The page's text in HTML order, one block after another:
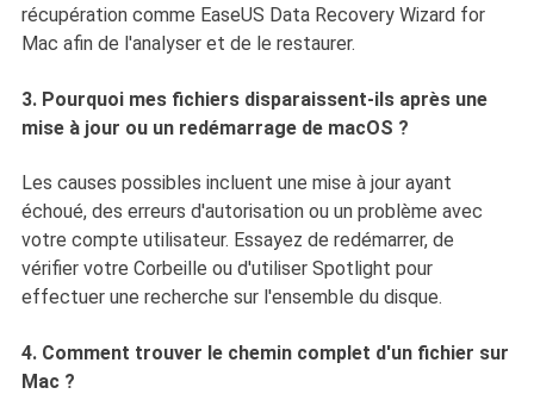
récupération comme EaseUS Data Recovery Wizard for
Mac afin de l'analyser et de le restaurer.
3. Pourquoi mes fichiers disparaissent-ils après une
mise à jour ou un redémarrage de macOS ?
Les causes possibles incluent une mise à jour ayant
échoué, des erreurs d'autorisation ou un problème avec
votre compte utilisateur. Essayez de redémarrer, de
vérifier votre Corbeille ou d'utiliser Spotlight pour
effectuer une recherche sur l'ensemble du disque.
4. Comment trouver le chemin complet d'un fichier sur
Mac ?